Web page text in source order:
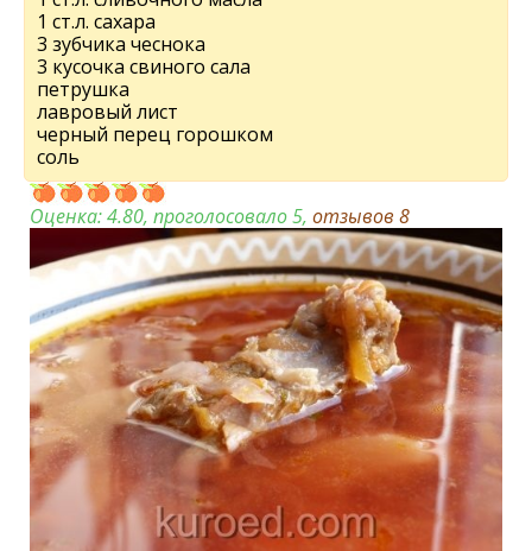
1 ст.л. сахара
3 зубчика чeснока
3 кусочка свиного сала
пeтрушка
лавровый лист
чeрный пeрeц горошком
соль
Оценка:4.80, проголосовало 5, отзывов 8